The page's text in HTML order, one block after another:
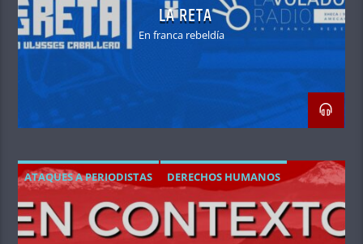
LA RETA
En franca rebeldía
ATAQUES A PERIODISTAS
DERECHOS HUMANOS
INFORMATIVO
LIBERTAD DE EXPRESIÓN